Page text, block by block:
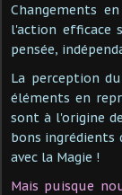
Changements
l'action efficace
pensée,
La perception
éléments en
sont à l'origine
bons ingrédients
avec la Magie !
Mais puisque